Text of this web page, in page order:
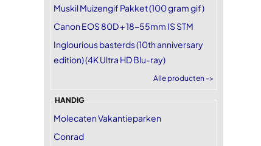
Muskil Muizengif Pakket (100 gram gif)
Canon EOS 80D + 18-55mm IS STM
Inglourious basterds (10th anniversary
edition) (4K Ultra HD Blu-ray)
Alle producten ->
HANDIG
Molecaten Vakantieparken
Conrad